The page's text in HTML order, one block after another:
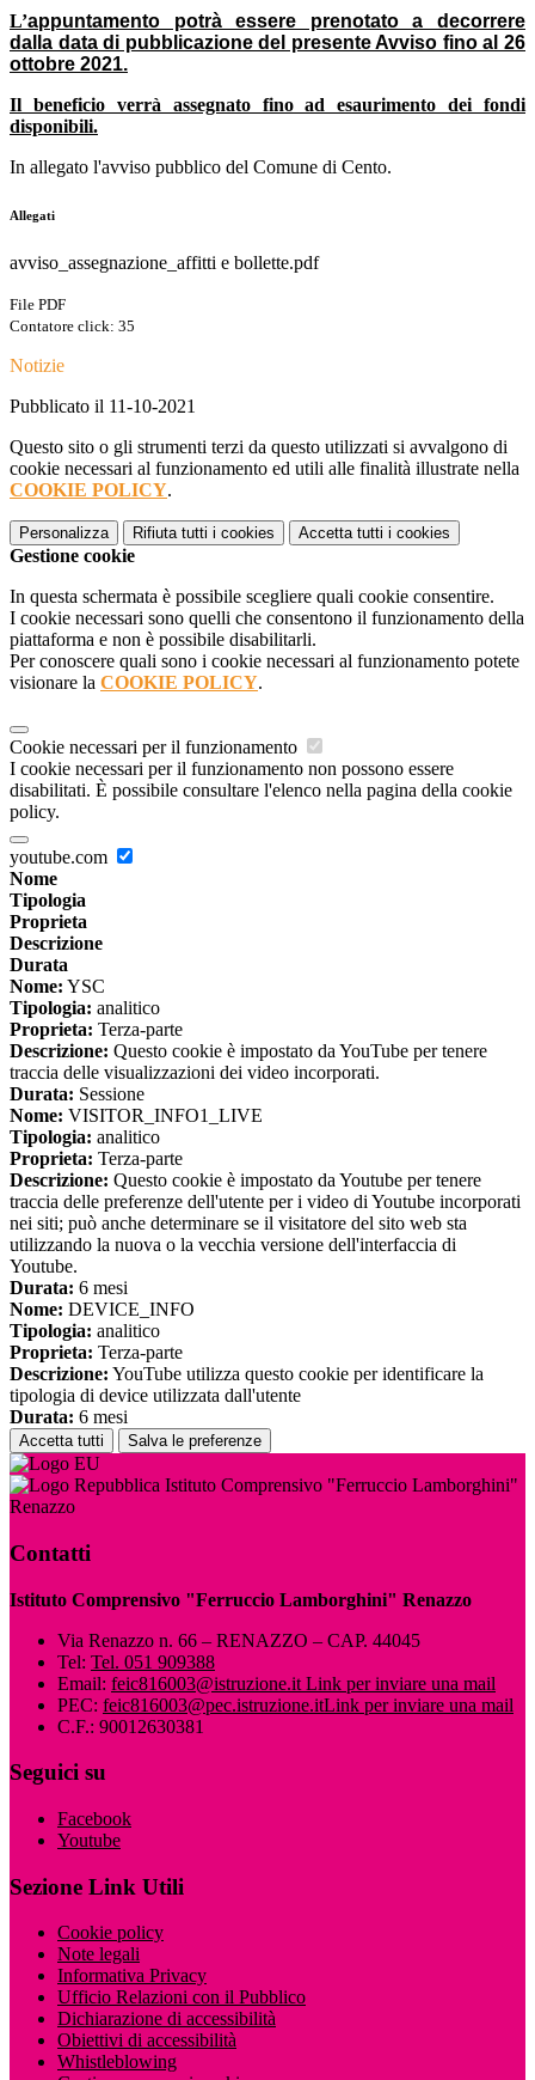
L’appuntamento potrà essere prenotato a decorrere
dalla data di pubblicazione del presente Avviso fino al 26
ottobre 2021.
Il beneficio verrà assegnato fino ad esaurimento dei fondi
disponibili.
In allegato l'avviso pubblico del Comune di Cento.
Allegati
avviso_assegnazione_affitti e bollette.pdf
File PDF
Contatore click: 35
Notizie
Pubblicato il 11-10-2021
Questo sito o gli strumenti terzi da questo utilizzati si avvalgono di
cookie necessari al funzionamento ed utili alle finalità illustrate nella
COOKIE POLICY.
Personalizza Rifiuta tutti i cookies Accetta tutti i cookies
Gestione cookie
In questa schermata è possibile scegliere quali cookie consentire.
I cookie necessari sono quelli che consentono il funzionamento della
piattaforma e non è possibile disabilitarli.
Per conoscere quali sono i cookie necessari al funzionamento potete
visionare la COOKIE POLICY.
Cookie necessari per il funzionamento
I cookie necessari per il funzionamento non possono essere
disabilitati. È possibile consultare l'elenco nella pagina della cookie
policy.
youtube.com
Nome
Tipologia
Proprieta
Descrizione
Durata
Nome: YSC
Tipologia: analitico
Proprieta: Terza-parte
Descrizione: Questo cookie è impostato da YouTube per tenere
traccia delle visualizzazioni dei video incorporati.
Durata: Sessione
Nome: VISITOR_INFO1_LIVE
Tipologia: analitico
Proprieta: Terza-parte
Descrizione: Questo cookie è impostato da Youtube per tenere
traccia delle preferenze dell'utente per i video di Youtube incorporati
nei siti; può anche determinare se il visitatore del sito web sta
utilizzando la nuova o la vecchia versione dell'interfaccia di
Youtube.
Durata: 6 mesi
Nome: DEVICE_INFO
Tipologia: analitico
Proprieta: Terza-parte
Descrizione: YouTube utilizza questo cookie per identificare la
tipologia di device utilizzata dall'utente
Durata: 6 mesi
Accetta tutti Salva le preferenze
Istituto Comprensivo "Ferruccio Lamborghini"
Renazzo
Contatti
Istituto Comprensivo "Ferruccio Lamborghini" Renazzo
Via Renazzo n. 66 – RENAZZO – CAP. 44045
Tel: Tel. 051 909388
Email: feic816003@istruzione.it Link per inviare una mail
PEC: feic816003@pec.istruzione.itLink per inviare una mail
C.F.: 90012630381
Seguici su
Facebook
Youtube
Sezione Link Utili
Cookie policy
Note legali
Informativa Privacy
Ufficio Relazioni con il Pubblico
Dichiarazione di accessibilità
Obiettivi di accessibilità
Whistleblowing